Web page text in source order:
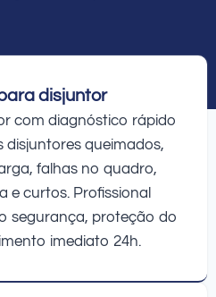
disjuntor
com diagnóstico rápido
disjuntores queimados,
falhas no quadro,
e curtos. Profissional
segurança, proteção do
imediato 24h.